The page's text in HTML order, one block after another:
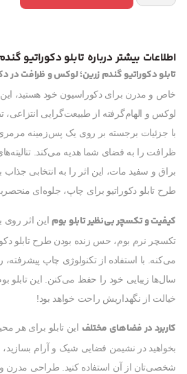
اطلاعات بیشتر درباره تابلو دکوراتیو
تابلو دکوراتیو گندم زرین؛ لوکس و ظرافت در
خاص و مدرن برای دکوراسیون خود هستید، این
لوکس و الهام‌گرفته از طبیعت‌گرایی
با جزئیات برجسته بر روی یک پس‌زمینه
ظرافت را به فضای شما هدیه می‌کند.
براق و سفید مات، این اثر را به انتخابی جذاب
طرح تابلو دکوراتیو برای چاپ، جلوه‌ای
کیفیت و تکسچر بی‌نظیر تابلو بوم این اثر
تکسچر نرم بوم، حس زنده بودن طرح تابلو
می‌کنه. با استفاده از تکنولوژی چاپ پیشرفته،
سال‌ها زیبایی خود را حفظ می‌کنن. این
خیالت از نگهداریش راحت خواهد بود!
کاربرد در فضاهای مختلف این تابلو برای
بخواهید در نشیمن فضایی شیک و آرام بسازید،
شخصی‌تان از آن استفاده کنید. طراحی مدرن و